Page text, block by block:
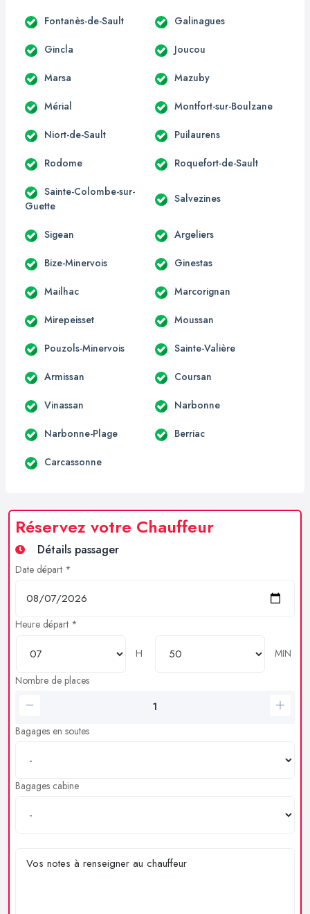
Fontanès-de-Sault Galinagues
Gincla Joucou
Marsa Mazuby
Mérial Montfort-sur-Boulzane
Niort-de-Sault Puilaurens
Rodome Roquefort-de-Sault
Sainte-Colombe-sur-
Guette
Salvezines
Sigean Argeliers
Bize-Minervois Ginestas
Mailhac Marcorignan
Mirepeisset Moussan
Pouzols-Minervois Sainte-Valière
Armissan Coursan
Vinassan Narbonne
Narbonne-Plage Berriac
Carcassonne
Réservez votre Chauffeur
Détails passager
Date départ *
Heure départ *
H
MIN
Nombre de places
Bagages en soutes
Bagages cabine